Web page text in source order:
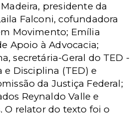
presidente da
Falconi, cofundadora
Movimento; Emília
Apoio à Advocacia;
secretária-Geral do TED -
Disciplina (TED) e
da Justiça Federal;
Reynaldo Valle e
O relator do texto foi o